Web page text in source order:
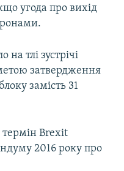
угода про вихід
тлі зустрічі
затвердження
замість 31
Brexit
2016 року про